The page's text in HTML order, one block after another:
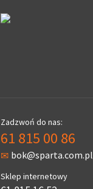
Zadzwoń do nas:
61 815 00 86
bok@sparta.com.pl
Sklep internetowy